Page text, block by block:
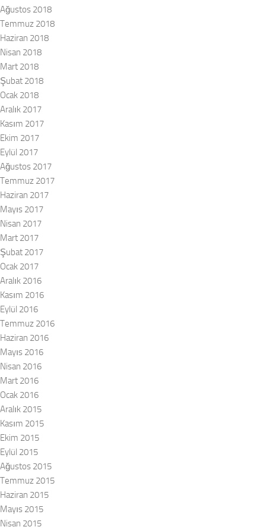
Ağustos 2018
Temmuz 2018
Haziran 2018
Nisan 2018
Mart 2018
Şubat 2018
Ocak 2018
Aralık 2017
Kasım 2017
Ekim 2017
Eylül 2017
Ağustos 2017
Temmuz 2017
Haziran 2017
Mayıs 2017
Nisan 2017
Mart 2017
Şubat 2017
Ocak 2017
Aralık 2016
Kasım 2016
Eylül 2016
Temmuz 2016
Haziran 2016
Mayıs 2016
Nisan 2016
Mart 2016
Ocak 2016
Aralık 2015
Kasım 2015
Ekim 2015
Eylül 2015
Ağustos 2015
Temmuz 2015
Haziran 2015
Mayıs 2015
Nisan 2015